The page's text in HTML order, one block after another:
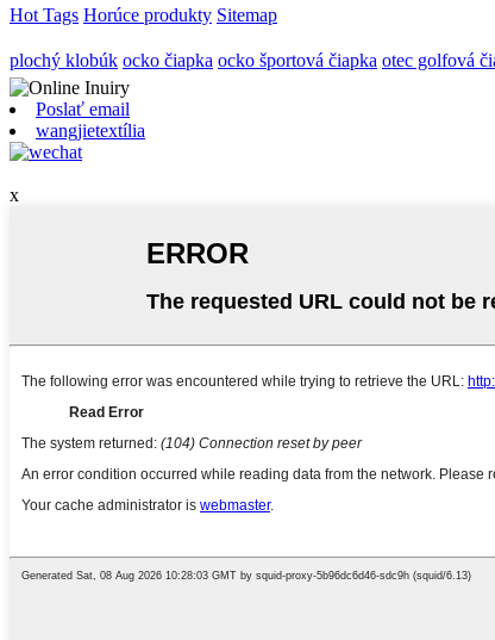
Hot Tags Horúce produkty Sitemap
plochý klobúk ocko čiapka ocko športová čiapka otec golfová
Poslať email
wangjietextília
x